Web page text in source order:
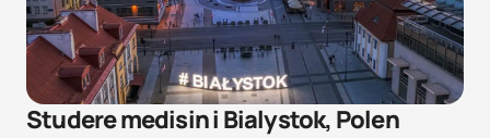
Studere medisin i Bialystok, Polen